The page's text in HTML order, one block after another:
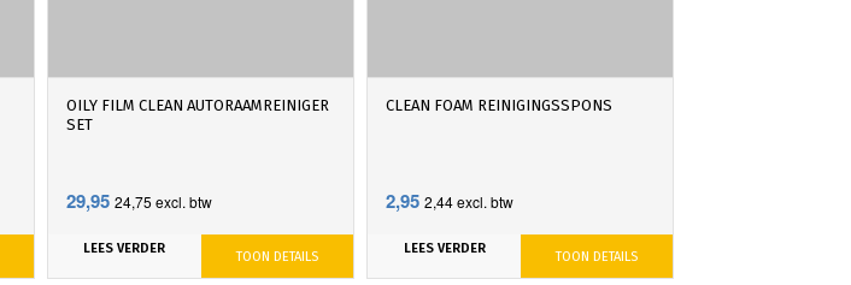
OILY FILM CLEAN AUTORAAMREINIGER
SET
29,95 24,75 excl. btw
LEES VERDER
TOON DETAILS
CLEAN FOAM REINIGINGSSPONS
2,95 2,44excl. btw
LEES VERDER
TOON DETAILS